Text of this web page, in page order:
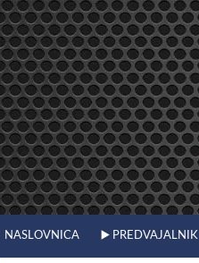
NASLOVNICA ▶️ PREDVAJALNIK